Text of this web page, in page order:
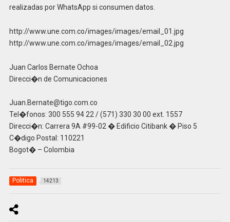
realizadas por WhatsApp si consumen datos.
http://www.une.com.co/images/images/email_01.jpg
http://www.une.com.co/images/images/email_02.jpg
Juan Carlos Bernate Ochoa
Direcci�n de Comunicaciones
Juan.Bernate@tigo.com.co
Tel�fonos: 300 555 94 22 / (571) 330 30 00 ext. 1557
Direcci�n: Carrera 9A #99-02 � Edificio Citibank � Piso 5
C�digo Postal: 110221
Bogot� – Colombia
Politica 14213